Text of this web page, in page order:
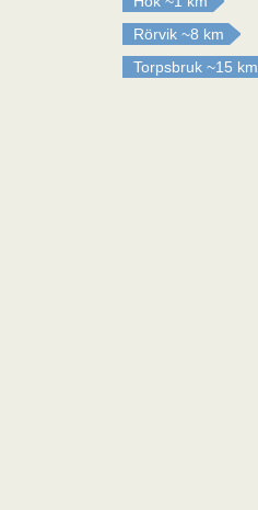
Rörvik ~8 km
Torpsbruk ~15 km